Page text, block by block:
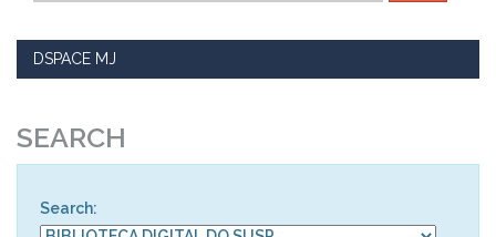
DSPACE MJ
SEARCH
Search: